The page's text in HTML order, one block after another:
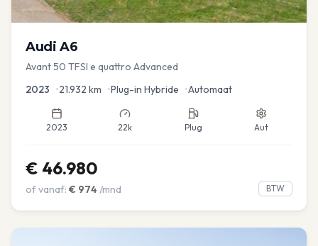
Audi A6
Avant 50 TFSI e quattro Advanced
2023 •21.932 km •Plug-in Hybride •Automaat
2023 22k Plug Aut
€ 46.980
of vanaf: € 974 /mnd BTW